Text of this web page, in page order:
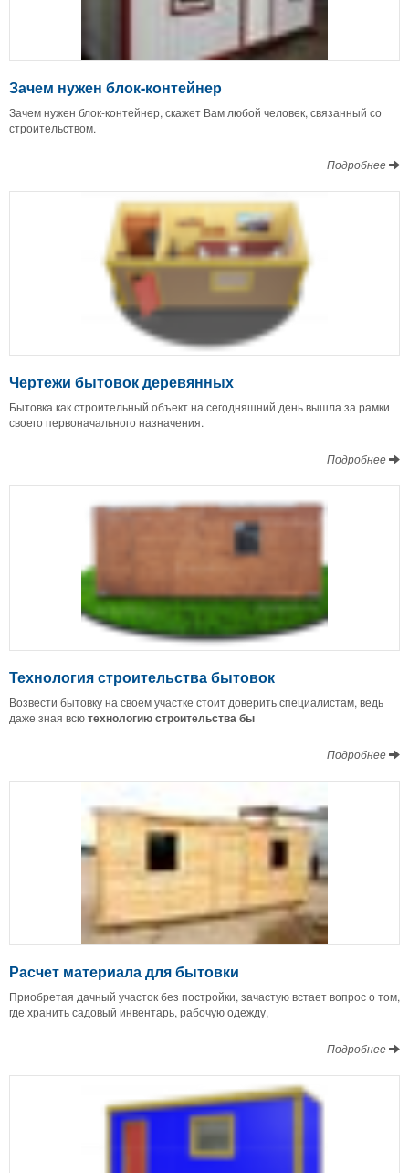
Зачем нужен блок-контейнер
Зачем нужен блок-контейнер, скажет Вам любой человек, связанный со
строительством.
Подробнее
Чертежи бытовок деревянных
Бытовка как строительный объект на сегодняшний день вышла за рамки
своего первоначального назначения.
Подробнее
Технология строительства бытовок
Возвести бытовку на своем участке стоит доверить специалистам, ведь
даже зная всютехнологию строительства бы
Подробнее
Расчет материала для бытовки
Приобретая дачный участок без постройки, зачастую встает вопрос о том,
где хранить садовый инвентарь, рабочую одежду,
Подробнее